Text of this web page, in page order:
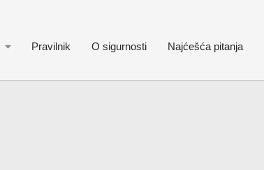
Pravilnik O sigurnosti Najćešća pitanja